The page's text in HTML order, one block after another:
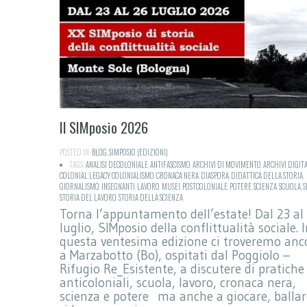
Il SIMposio 2026
POSTED IN:BLOG,SIMPOSIO (EDIZIONI)
TAGS:ANALISI DECOLONIALE,ANTIFASCISMO,ARCHIVI DI MOVIMENTO,ARCHIVI
COLONIAL LEGACY,COLONIALISMO,CRONACA NERA,DIASPORA,DIDATTICA DELLA STORIA,
GIORNALISMO,INSEGNANTI,LAVORO,MUSEI,POSTCOLONIALE,POTERE,SCIENZA,SCUOLA,
STORIA DEL LAVORO,STORIA DELLA SCIENZA
Torna l’appuntamento dell’estate! Dal 23 al
luglio, SIMposio della conflittualità sociale.
questa ventesima edizione ci troveremo
a Marzabotto (Bo), ospitati dal Poggiolo –
Rifugio Re_Esistente, a discutere di pratiche
anticoloniali, scuola, lavoro, cronaca nera,
scienza e potere ma anche a giocare,